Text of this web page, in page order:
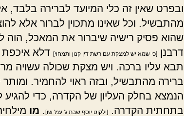
ובפרט שאין זה כלי המיועד לברירה בלבד,
מהתבשיל. וכל שאינו מתכוין לברור אלא
שהוא פסיק רישיה שיברור את המאכל, הוה
דרבנן [כי שמא יש למצקת עם רשת דין קנון ותמחוי] דלא איכפת
תבא עליו ברכה. ויש מצקת שכולה עשויה
ברירה מהתבשיל, ובזה ראוי להחמיר.
הנמצא בחלק העליון של הקדרה, כדי להגיע
בתחתית הקדרה.
[ילקוט יוסף שבת ג' עמ' שו] מו